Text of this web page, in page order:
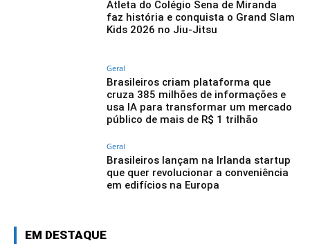
Atleta do Colégio Sena de Miranda
faz história e conquista o Grand Slam
Kids 2026 no Jiu-Jitsu
Geral
Brasileiros criam plataforma que
cruza 385 milhões de informações e
usa IA para transformar um mercado
público de mais de R$ 1 trilhão
Geral
Brasileiros lançam na Irlanda startup
que quer revolucionar a conveniência
em edifícios na Europa
EM DESTAQUE